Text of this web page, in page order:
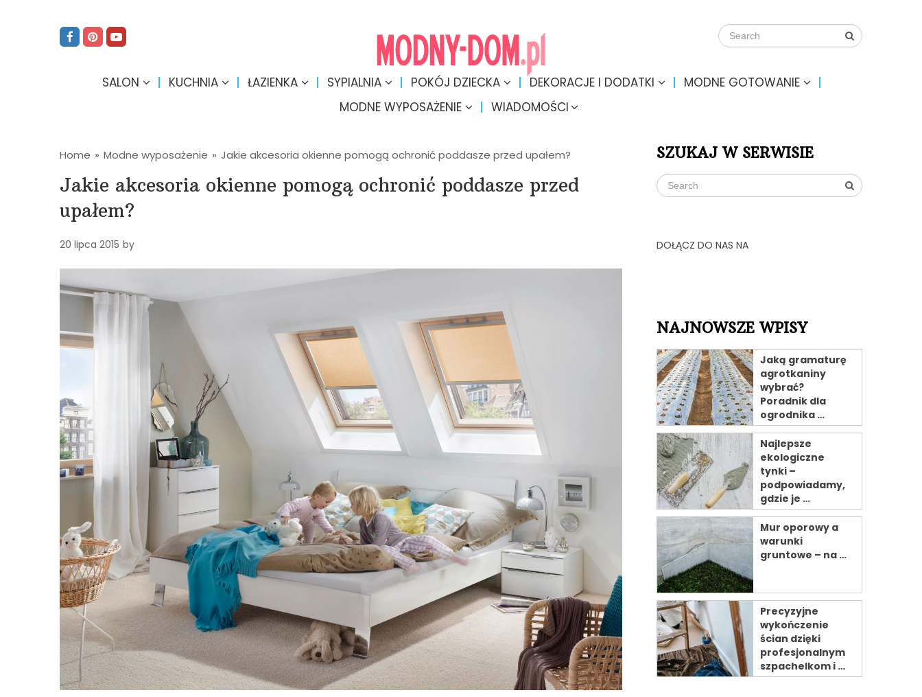
SALON KUCHNIA ŁAZIENKA SYPIALNIA POKÓJ DZIECKA DEKORACJE I DODATKI
MODNE GOTOWANIE
MODNE WYPOSAŻENIE
WIADOMOŚCI
Home » Modne wyposażenie » Jakie akcesoria okienne pomogą ochronić poddasze przed upałem?
Jakie akcesoria okienne pomogą ochronić poddasze przed
upałem?
20 lipca 2015 by
SZUKAJ W SERWISIE
DOŁĄCZ DO NAS NA
NAJNOWSZE WPISY
Jaką gramaturę
agrotkaniny
wybrać?
Poradnik dla
ogrodnika …
Najlepsze
ekologiczne
tynki –
podpowiadamy,
gdzie je …
Mur oporowy a
warunki
gruntowe – na …
Precyzyjne
wykończenie
ścian dzięki
profesjonalnym
szpachelkom i …